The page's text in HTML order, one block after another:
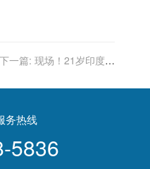
下一篇: 现场！21岁印度佳
喜极而泣
务热线
5836